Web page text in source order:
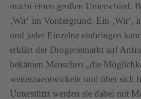
macht einen großen Unterschied.
‚Wir‘ im Vordergrund. Ein ‚Wir‘,
und jeder Einzelne einbringen
erklärt der Drogeriemarkt auf
bekämen Menschen „die
weiterzuentwickeln und über sich
Unterstützt werden sie dabei mit